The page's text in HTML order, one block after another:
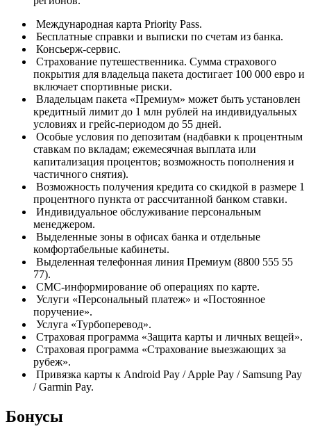
Международная карта Priority Pass.
Бесплатные справки и выписки по счетам из банка.
Консьерж-сервис.
Страхование путешественника. Сумма страхового
покрытия для владельца пакета достигает 100 000 евро и
включает спортивные риски.
Владельцам пакета «Премиум» может быть установлен
кредитный лимит до 1 млн рублей на индивидуальных
условиях и грейс-периодом до 55 дней.
Особые условия по депозитам (надбавки к процентным
ставкам по вкладам; ежемесячная выплата или
капитализация процентов; возможность пополнения и
частичного снятия).
Возможность получения кредита со скидкой в размере 1
процентного пункта от рассчитанной банком ставки.
Индивидуальное обслуживание персональным
менеджером.
Выделенные зоны в офисах банка и отдельные
комфортабельные кабинеты.
Выделенная телефонная линия Премиум (8800 555 55
77).
СМС-информирование об операциях по карте.
Услуги «Персональный платеж» и «Постоянное
поручение».
Услуга «Турбоперевод».
Страховая программа «Защита карты и личных вещей».
Страховая программа «Страхование выезжающих за
рубеж».
Привязка карты к Android Pay / Apple Pay / Samsung Pay
/ Garmin Pay.
Бонусы